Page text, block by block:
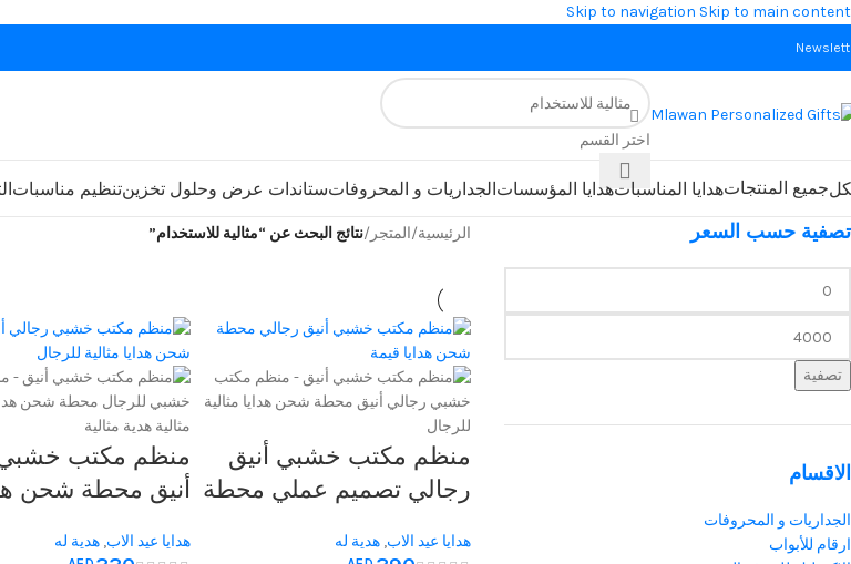
Skip to navigation Skip to main content
اختر القسم
جميع المنتجاتهدايا المناسباتهدايا المؤسساتالجداريات و المحروفاتستاندات عرض وحلول تخزينتنظيم مناسبات
تصفية حسب السعر
تصفية
الاقسام
الجداريات و المحروفات
ارقام للأبواب
الرئيسية/المتجر/نتائج البحث عن “مثالية للاستخدام”
منظم مكتب خشبي أنيق
رجالي تصميم عملي محطة
للرجال
هدايا عيد الاب, هدية له
منظم مكتب
أنيق محطة شحن
هدايا عيد الاب, هدية له